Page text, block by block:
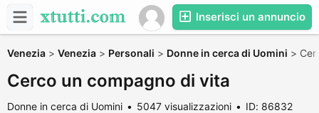
Inserisci un annuncio
Venezia > Venezia > Personali > Donne in cerca di Uomini >
Cerco un compagno di vita
Donne in cerca di Uomini 5047 visualizzazioni ID: 86832